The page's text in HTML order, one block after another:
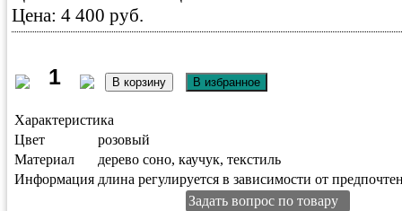
Цена: 4 400 руб.
Характеристика
Цвет
розовый
Материал
дерево соно, каучук, текстиль
Информация длина регулируется в зависимости от
Задать вопрос по товару